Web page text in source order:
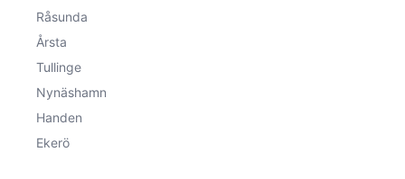
Råsunda
Årsta
Tullinge
Nynäshamn
Handen
Ekerö